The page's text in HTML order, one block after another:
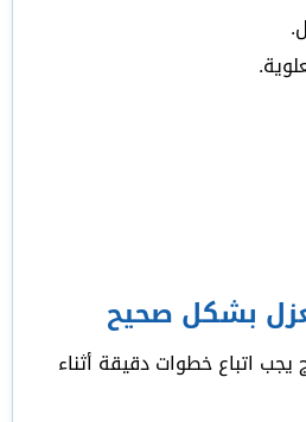
بشكل صحيح
اتباع خطوات دقيقة أثناء